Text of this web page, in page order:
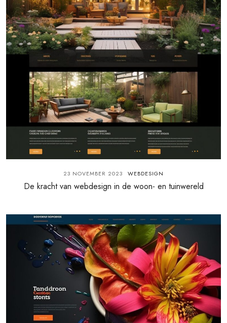
23 NOVEMBER 2023 WEBDESIGN
De kracht van webdesign in de woon- en tuinwereld